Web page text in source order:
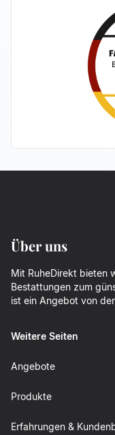
Über uns
Mit RuheDirekt bieten
Bestattungen zum
ist ein Angebot von der
Weitere Seiten
Angebote
Produkte
Erfahrungen &